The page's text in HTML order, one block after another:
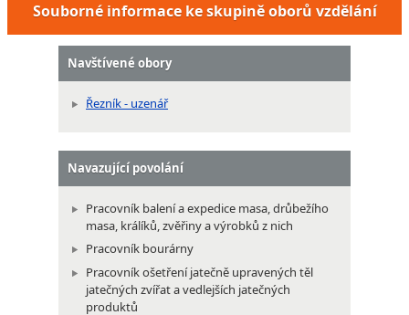
Souborné informace ke skupině oborů vzdělání
Navštívené obory
Řezník - uzenář
Navazující povolání
Pracovník balení a expedice masa, drůbežího
masa, králíků, zvěřiny a výrobků z nich
Pracovník bourárny
Pracovník ošetření jatečně upravených těl
jatečných zvířat a vedlejších jatečných
produktů